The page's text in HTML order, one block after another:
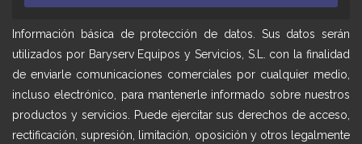
Información básica de protección de datos. Sus datos serán
utilizados por Baryserv Equipos y Servicios, S.L. con la finalidad
de enviarle comunicaciones comerciales por cualquier medio,
incluso electrónico, para mantenerle informado sobre nuestros
productos y servicios. Puede ejercitar sus derechos de acceso,
rectificación, supresión, limitación, oposición y otros legalmente